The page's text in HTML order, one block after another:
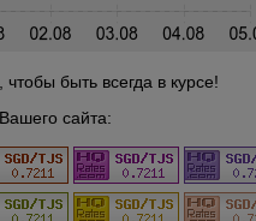
быть всегда в курсе!
сайта: